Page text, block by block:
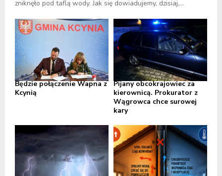
zniknęło pod taflą wody. Jak się dowiadujemy, dzisiaj,...
Będzie połączenie Wapna z
Kcynią
Pijany obcokrajowiec za
kierownicą. Prokurator z
Wągrowca chce surowej
kary